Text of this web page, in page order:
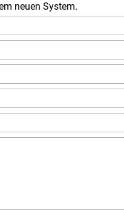
neuen System.